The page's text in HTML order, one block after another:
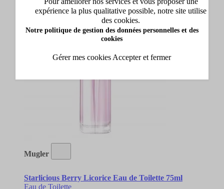
Mugler
Starlicious Berry Licorice Eau de Toilette 75ml
Eau de Toilette
expérience la plus qualitative possible, notre site utilise
des cookies.
Notre politique de gestion des données personnelles et des
cookies
Gérer mes cookies Accepter et fermer